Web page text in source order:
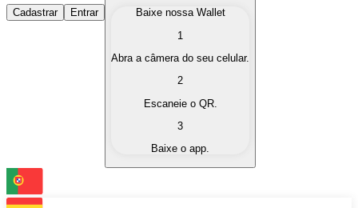
Comprar Criptomoedas
Compre as criptomoedas de seu interesse de forma
Converta suas criptomoedas em moeda fiduciária
Troque uma criptomoeda por outra
Cadastrar Entrar
Baixe nossa Wallet
1
Abra a câmera do seu celular.
2
Escaneie o QR.
3
Baixe o app.